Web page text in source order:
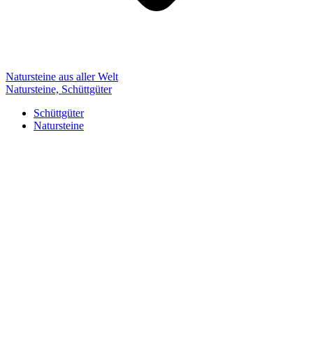
Natursteine aus aller Welt
Natursteine, Schüttgüter
Schüttgüter
Natursteine